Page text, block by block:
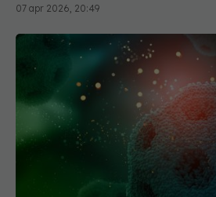
Tratamentul care elimină
rezistența la medicamente